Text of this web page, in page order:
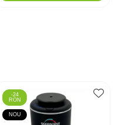
-24
RON
NOU